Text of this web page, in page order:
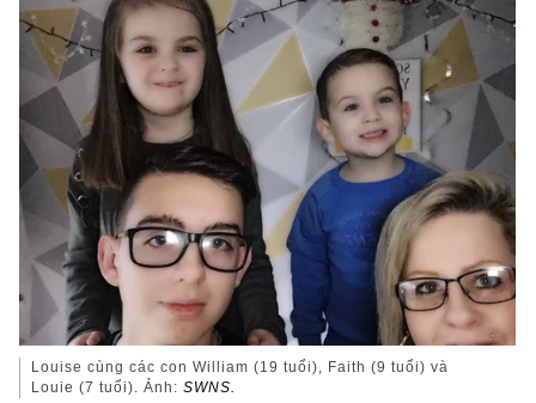
Louise cùng các con William (19 tuổi), Faith (9 tuổi) và
Louie (7 tuổi). Ảnh:SWNS.